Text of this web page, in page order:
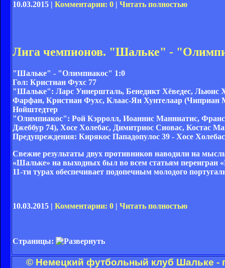
10.03.2015 | Комментарии: 0 | Читать полностью
Лига чемпионов. "Шальке" -
"Шальке" - "Олимпиакос" 1:0
Гол: Кристиан Фухс 77
"Шальке": Ларс Уннершталь, Бенедикт Хёведес,
Фарфан, Кристиан Фухс, Клаас-Ян Хунтелаар
Нойштедтер
"Олимпиакос": Рой Кэрролл, Иоаннис Манниатис,
Джеббур 74), Хосе Холебас, Димитриос Сиовас, Костас
Предупреждения: Кирякос Пападопулос 39 - Хосе
Свежие результаты двух противников наводили на
«Шальке» на выходных был во всем статьям переигран
11-ти турах обеспечивает подопечным молодого
10.03.2015 | Комментарии: 0 | Читать полностью
Страницы:
© Немецкий футбольный клуб Шальке -